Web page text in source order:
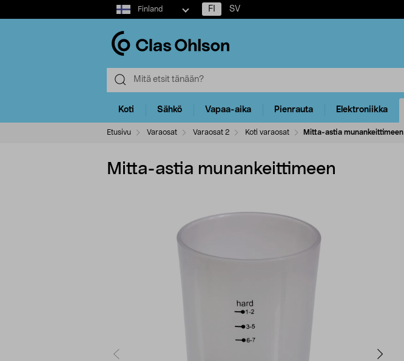
Select
market
Finland FI SV
Koti Sähkö Vapaa-aika Pienrauta Elektroniikka
Etusivu Varaosat Varaosat 2 Koti varaosat Mitta-astia munankeittimeen
Mitta-astia munankeittimeen